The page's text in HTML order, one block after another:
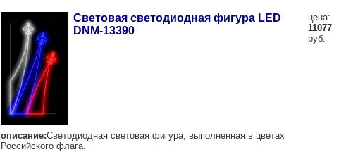
Световая светодиодная фигура LED
DNM-13390
цена:
11077
руб.
описание:Светодиодная световая фигура, выполненная в цветах
Российского флага.